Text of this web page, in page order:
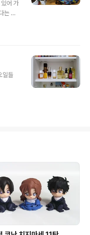
어 가
는 포
의자
핑
받
작
렴하
일들